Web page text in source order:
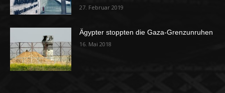
27. Februar 2019
Ägypter stoppten die Gaza-Grenzunruhen
16. Mai 2018